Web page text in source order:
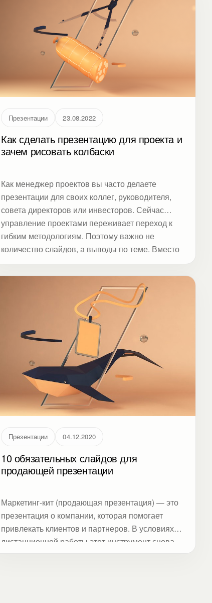
Презентации 23.08.2022
Как сделать презентацию для проекта и
зачем рисовать колбаски
Как менеджер проектов вы часто делаете
презентации для своих коллег, руководителя,
совета директоров или инвесторов. Сейчас
управление проектами переживает переход к
гибким методологиям. Поэтому важно не
количество слайдов, а выводы по теме. Вместо
трендовые дашборды на слайдах или
динамические – на электронных платформах.
Особенно часто их используют на скрам-
встречах участников проектной команды.
Презентации 04.12.2020
10 обязательных слайдов для
продающей презентации
Маркетинг-кит (продающая презентация) — это
презентация о компании, которая помогает
привлекать клиентов и партнеров. В условиях
дистанционной работы этот инструмент снова